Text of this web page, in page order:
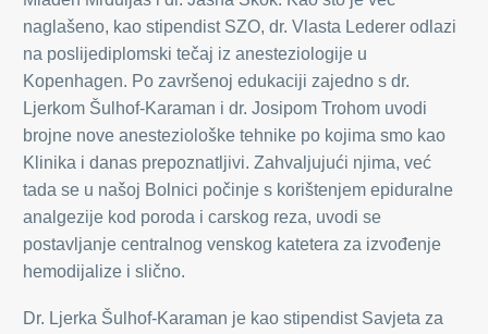
naglašeno, kao stipendist SZO, dr. Vlasta Lederer odlazi
na poslijediplomski tečaj iz anesteziologije u
Kopenhagen. Po završenoj edukaciji zajedno s dr.
Ljerkom Šulhof-Karaman i dr. Josipom Trohom uvodi
brojne nove anesteziološke tehnike po kojima smo kao
Klinika i danas prepoznatljivi. Zahvaljujući njima, već
tada se u našoj Bolnici počinje s korištenjem epiduralne
analgezije kod poroda i carskog reza, uvodi se
postavljanje centralnog venskog katetera za izvođenje
hemodijalize i slično.
Dr. Ljerka Šulhof-Karaman je kao stipendist Savjeta za